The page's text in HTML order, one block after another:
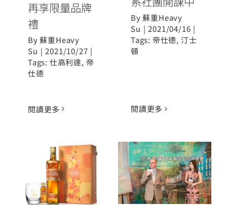
再享限量品牌
禮
By蘇重Heavy
Su | 2021/10/27 |
Tags: 仕高利達, 帝
仕德
閱讀更多
By蘇重Heavy
Su | 2021/04/16 |
Tags: 帝仕德, 汀士
頓
閱讀更多
新年初始 光彩
煥發 送禮首選
托本莫瑞12年
單一麥芽 絢爛
回歸之作